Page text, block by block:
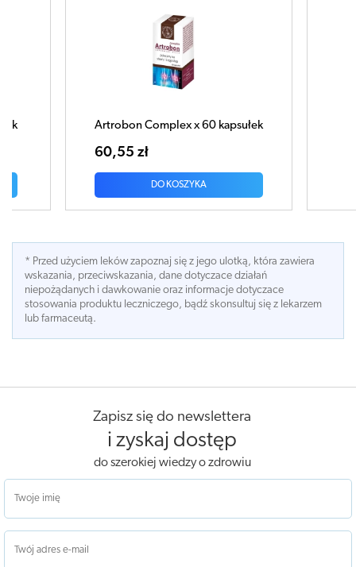
kapsułek Artrobon x 120 kapsułek
DO KOSZYKA
* Przed użyciem leków zapoznaj się z jego ulotką, która zawiera
wskazania, przeciwskazania, dane dotyczace działań
niepożądanych i dawkowanie oraz informacje dotyczace
stosowania produktu leczniczego, bądź skonsultuj się z lekarzem
lub farmaceutą.
Zapisz się do newslettera
i zyskaj dostęp
do szerokiej wiedzy o zdrowiu